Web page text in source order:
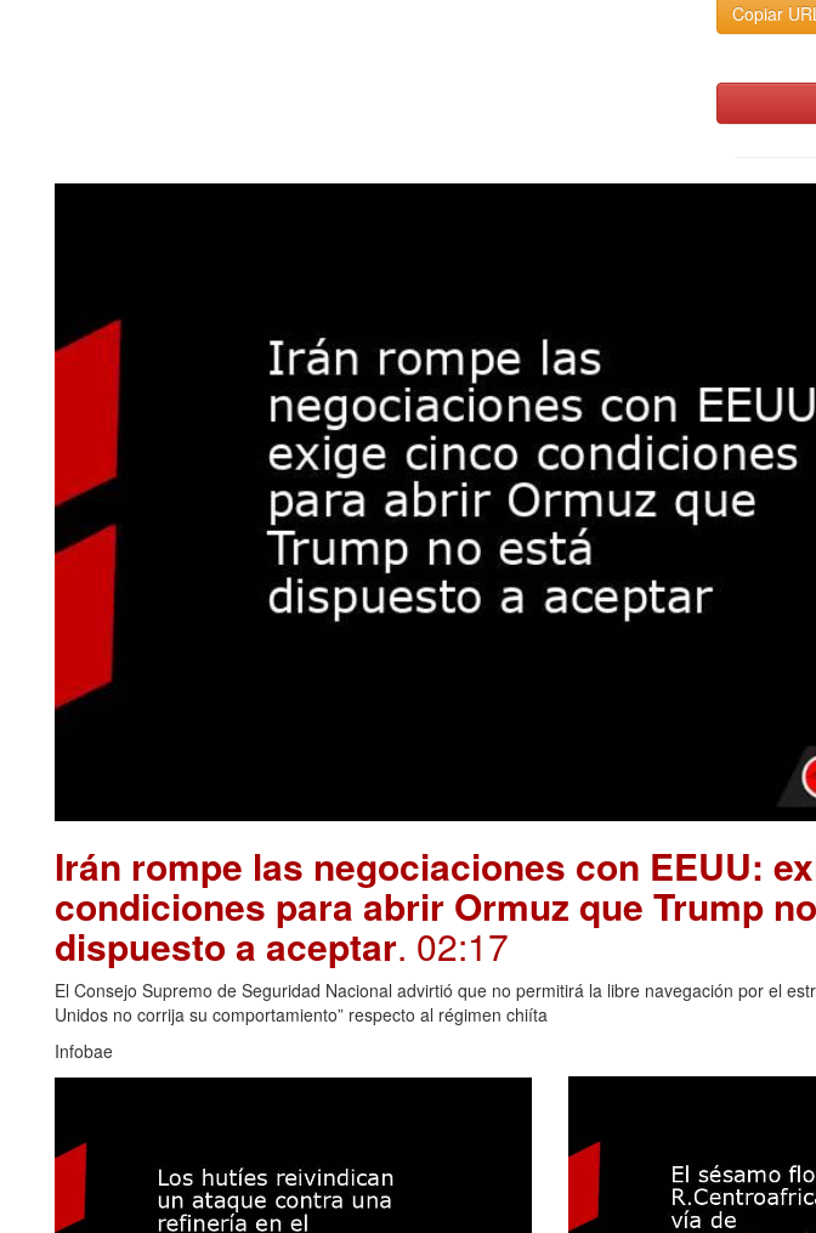
Copiar
Irán rompe las negociaciones con EEUU:
condiciones para abrir Ormuz que Trump
dispuesto a aceptar. 02:17
El Consejo Supremo de Seguridad Nacional advirtió que no permitirá la libre navegación por el
Unidos no corrija su comportamiento” respecto al régimen chiíta
Infobae